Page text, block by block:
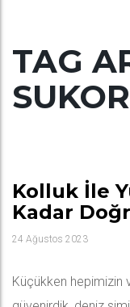
TAG
Kolluk İle
Kadar
24 Ağustos 2023
Küçükken hepimizin